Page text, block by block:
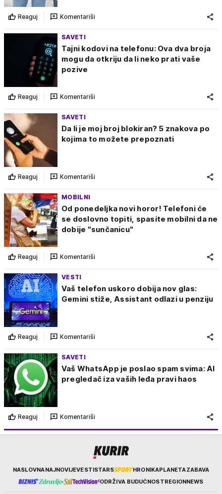
Reaguj Komentariši
SAVETI
Tajni kodovi na telefonu: Ova dva broja
mogu da otkriju da li neko prati vaše
pozive
Reaguj Komentariši
SAVETI
Da li je moj broj blokiran? 5 znakova po
kojima to možete prepoznati
Reaguj Komentariši
MOBILNI
Od ponedeljka novi horor! Telefoni će
se doslovno topiti, spasite mobilni da ne
dobije "sunčanicu"
Reaguj Komentariši
VESTI
Vaš telefon uskoro dobija nov glas:
Gemini stiže, Assistant odlazi u penziju
Reaguj Komentariši
SAVETI
Vaš WhatsApp je poslao spam svima: AI
pregledač iza vaših leđa pravi haos
Reaguj Komentariši
KurirNASLOVNANAJNOVIJEVESTISTARS HRONIKAPLANETAZABAVA
ODRŽIVA BUDUĆNOSTREGIONNEWS